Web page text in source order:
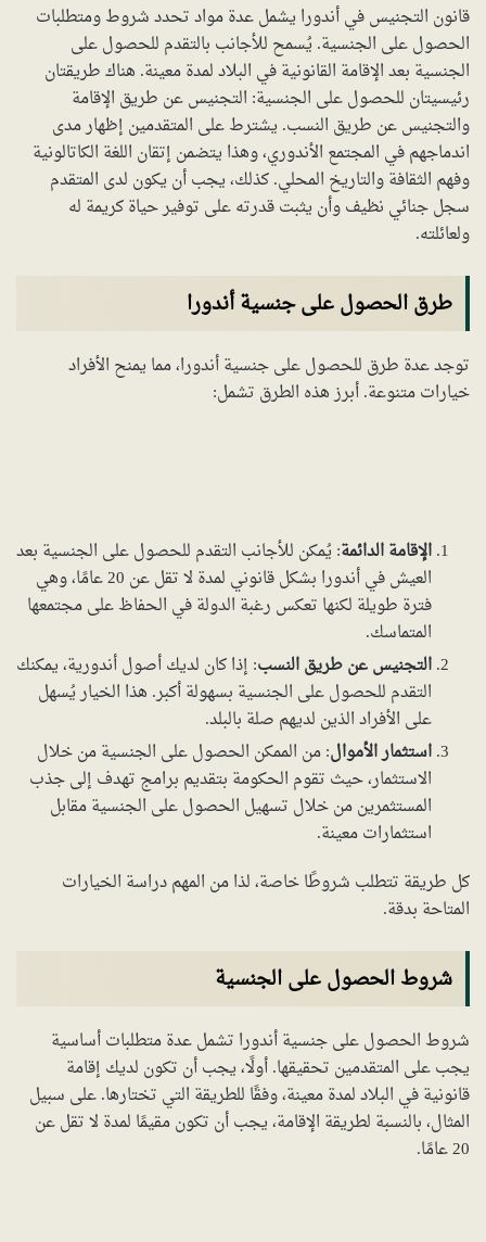
قانون التجنيس في أندورا يشمل عدة مواد تحدد شروط ومتطلبات
الحصول على الجنسية. يُسمح للأجانب بالتقدم للحصول على
الجنسية بعد الإقامة القانونية في البلاد لمدة معينة. هناك طريقتان
رئيسيتان للحصول على الجنسية: التجنيس عن طريق الإقامة
والتجنيس عن طريق النسب. يشترط على المتقدمين إظهار مدى
اندماجهم في المجتمع الأندوري، وهذا يتضمن إتقان اللغة الكاتالونية
وفهم الثقافة والتاريخ المحلي. كذلك، يجب أن يكون لدى المتقدم
سجل جنائي نظيف وأن يثبت قدرته على توفير حياة كريمة له
ولعائلته.
طرق الحصول على جنسية أندورا
توجد عدة طرق للحصول على جنسية أندورا، مما يمنح الأفراد
خيارات متنوعة. أبرز هذه الطرق تشمل:
الإقامة الدائمة: يُمكن للأجانب التقدم للحصول على الجنسية بعد
العيش في أندورا بشكل قانوني لمدة لا تقل عن 20 عامًا، وهي
فترة طويلة لكنها تعكس رغبة الدولة في الحفاظ على مجتمعها
المتماسك.
التجنيس عن طريق النسب: إذا كان لديك أصول أندورية، يمكنك
التقدم للحصول على الجنسية بسهولة أكبر. هذا الخيار يُسهل
على الأفراد الذين لديهم صلة بالبلد.
استثمار الأموال: من الممكن الحصول على الجنسية من خلال
الاستثمار، حيث تقوم الحكومة بتقديم برامج تهدف إلى جذب
المستثمرين من خلال تسهيل الحصول على الجنسية مقابل
استثمارات معينة.
كل طريقة تتطلب شروطًا خاصة، لذا من المهم دراسة الخيارات
المتاحة بدقة.
شروط الحصول على الجنسية
شروط الحصول على جنسية أندورا تشمل عدة متطلبات أساسية
يجب على المتقدمين تحقيقها. أولًا، يجب أن تكون لديك إقامة
قانونية في البلاد لمدة معينة، وفقًا للطريقة التي تختارها. على سبيل
المثال، بالنسبة لطريقة الإقامة، يجب أن تكون مقيمًا لمدة لا تقل عن
20 عامًا.